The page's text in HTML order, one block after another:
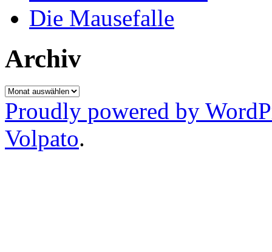
Die Mausefalle
Archiv
Archiv
Proudly powered by
Volpato.